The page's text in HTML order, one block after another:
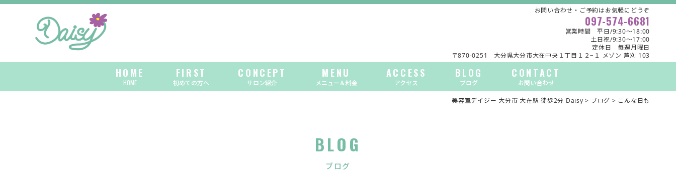
お問い合わせ・ご予約はお気軽にどうぞ
097-574-6681
営業時間 平日/9:30～18:00
土日祝/9:30～17:00
定休日 毎週月曜日
〒870-0251 大分県大分市大在中央１丁目１２−１ メゾン 芦刈 103
HOME
HOME
FIRST
初めての方へ
CONCEPT
サロン紹介
MENU
メニュー＆料金
ACCESS
アクセス
BLOG
ブログ
CONTACT
お問い合わせ
美容室デイジー 大分市 大在駅 徒歩2分 Daisy > ブログ > こんな日も
BLOG
ブログ